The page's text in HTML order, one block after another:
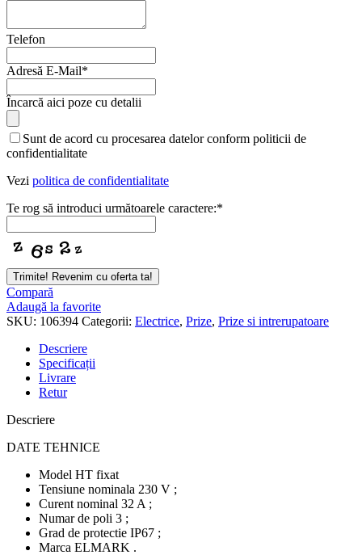
Telefon
Adresă E-Mail*
Încarcă aici poze cu detalii
Sunt de acord cu procesarea datelor conform politicii de
confidentialitate
Vezi politica de confidentialitate
Te rog să introduci următoarele caractere:*
Trimite! Revenim cu oferta ta!
Email
Address *
Compară
Adaugă la favorite
SKU: 106394 Categorii: Electrice, Prize, Prize si intrerupatoare
Descriere
Specificații
Livrare
Retur
Descriere
DATE TEHNICE
Model HT fixat
Tensiune nominala 230 V ;
Curent nominal 32 A ;
Numar de poli 3 ;
Grad de protectie IP67 ;
Marca ELMARK .